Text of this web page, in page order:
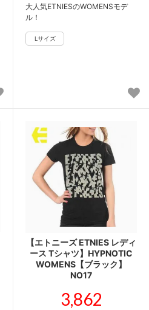
大人気ETNIESのWOMENSモデ
ル！
【エトニーズ ETNIES レディ
ース Tシャツ】HYPNOTIC
WOMENS【ブラック】
NO17
3,862